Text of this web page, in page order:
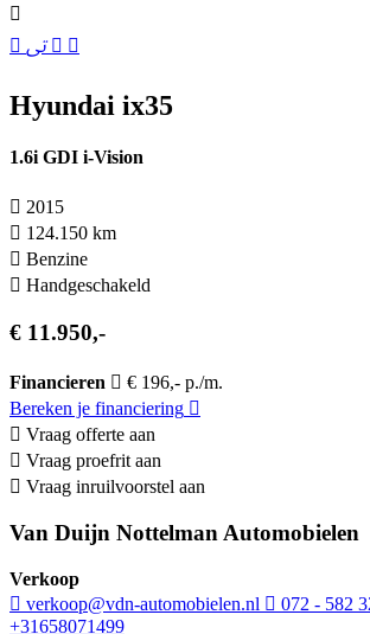
Hyundai ix35
1.6i GDI i-Vision
2015
124.150 km
Benzine
Hand­geschakeld
€ 11.950,-
Financieren
€ 196,- p./m.
Bereken je financiering
Vraag offerte aan
Vraag proefrit aan
Vraag inruilvoorstel aan
Van Duijn Nottelman Automobielen
Verkoop
verkoop@vdn-automobielen.nl
072 - 582
+31658071499